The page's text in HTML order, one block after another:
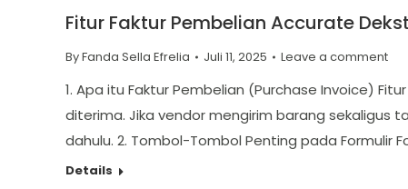
Fitur Faktur Pembelian Accurate
ByFanda Sella Efrelia Juli 11, 2025 Leave a comment
1. Apa itu Faktur Pembelian (Purchase Invoice)
diterima. Jika vendor mengirim barang sekaligus
dahulu. 2. Tombol-Tombol Penting pada
Details